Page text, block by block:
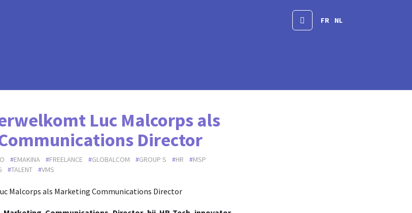
FR NL
Luc Malcorps als
Director
EMAKINA FREELANCE GLOBALCOM GROUP S HR
MSP
TALENT VMS